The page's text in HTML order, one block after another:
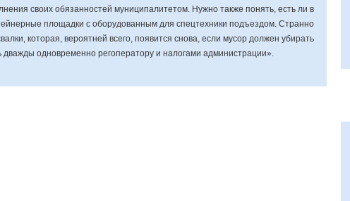
своих обязанностей муниципалитетом. Нужно также понять, есть ли в
площадки с оборудованным для спецтехники подъездом. Странно
которая, вероятней всего, появится снова, если мусор должен убирать
одновременно регоператору и налогами администрации».